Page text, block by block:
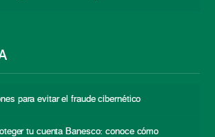
para evitar el fraude cibernético
tu cuenta Banesco: conoce cómo